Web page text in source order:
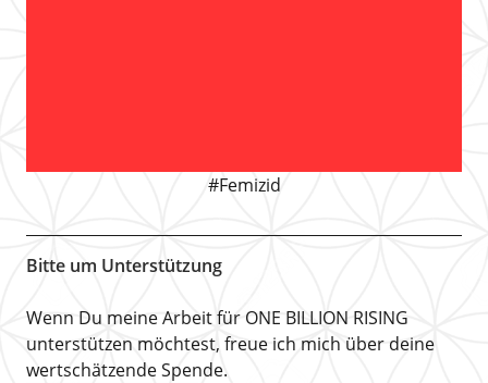
#Femizid
Bitte um Unterstützung
Wenn Du meine Arbeit für ONE BILLION RISING
unterstützen möchtest, freue ich mich über deine
wertschätzende Spende.